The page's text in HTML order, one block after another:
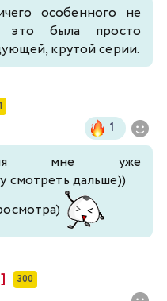
особенного не
это была просто
крутой серии.
1
мне уже
смотреть дальше))
300